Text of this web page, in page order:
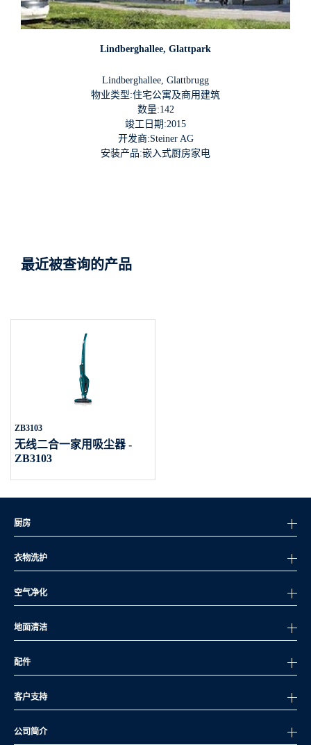
Lindberghallee, Glattpark
Lindberghallee, Glattbrugg
物业类型:住宅公寓及商用建筑
数量:142
竣工日期:2015
开发商:Steiner AG
安装产品:嵌入式厨房家电
最近被查询的产品
ZB3103
无线二合一家用吸尘器 -
ZB3103
厨房
衣物洗护
空气净化
地面清洁
配件
客户支持
公司简介